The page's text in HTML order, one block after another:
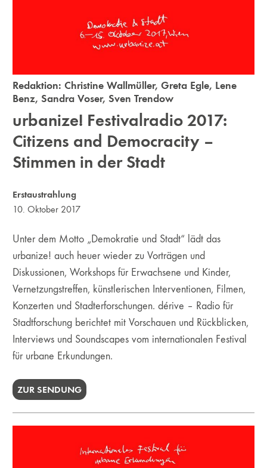
Redaktion:Christine Wallmüller,Greta Egle, Lene
Benz, Sandra Voser, Sven Trendow
urbanize! Festivalradio 2017:
Citizens and Democracity –
Stimmen in der Stadt
Erstaustrahlung
10. Oktober 2017
Unter dem Motto „Demokratie und Stadt“ lädt das
urbanize! auch heuer wieder zu Vorträgen und
Diskussionen, Workshops für Erwachsene und Kinder,
Vernetzungstreffen, künstlerischen Interventionen, Filmen,
Konzerten und Stadterforschungen. dérive – Radio für
Stadtforschung berichtet mit Vorschauen und Rückblicken,
Interviews und Soundscapes vom internationalen Festival
für urbane Erkundungen.
ZUR SENDUNG